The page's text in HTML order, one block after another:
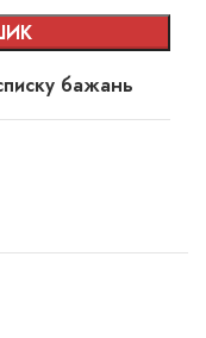
бажань